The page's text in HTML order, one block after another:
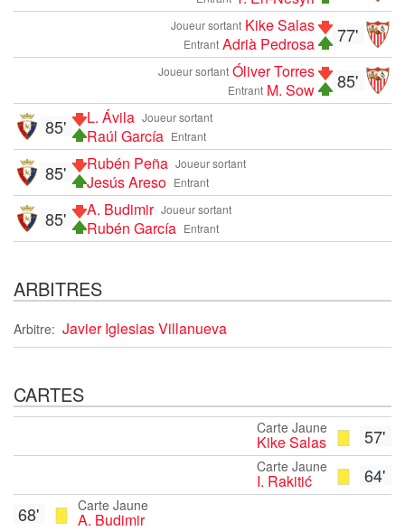
77'
Joueur sortant Kike Salas
Entrant Adrià Pedrosa
85'
Joueur sortant Óliver Torres
Entrant M. Sow
Joueur sortant
L. Ávila
Entrant
Raúl García
85'
Joueur sortant
Rubén Peña
Entrant
Jesús Areso
85'
Joueur sortant
A. Budimir
Entrant
Rubén García
85'
ARBITRES
Arbitre: Javier Iglesias Villanueva
CARTES
57'
Carte Jaune
Kike Salas
64'
Carte Jaune
I. Rakitić
Carte Jaune
A. Budimir
68'